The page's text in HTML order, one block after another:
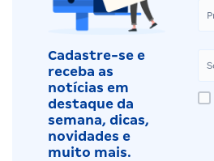
Cadastre-se e
receba as
notícias em
destaque da
semana, dicas,
novidades e
muito mais.